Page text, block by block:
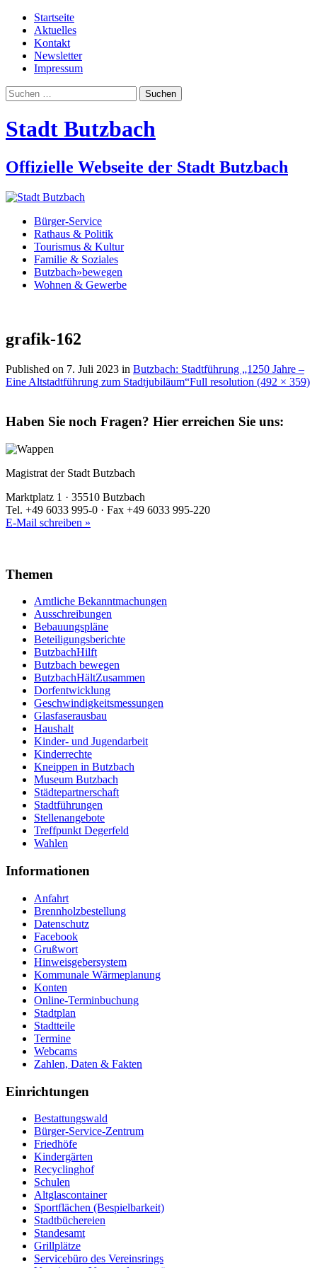
Startseite
Aktuelles
Kontakt
Newsletter
Impressum
Suchen
nach:
Stadt Butzbach
Offizielle Webseite der Stadt Butzbach
Bürger-Service
Rathaus & Politik
Tourismus & Kultur
Familie & Soziales
Butzbach»bewegen
Wohnen & Gewerbe
grafik-162
Published on 7. Juli 2023 in Butzbach: Stadtführung „1250 Jahre –
Eine Altstadtführung zum Stadtjubiläum“Full resolution (492 × 359)
Haben Sie noch Fragen? Hier erreichen Sie uns:
Magistrat der Stadt Butzbach
Marktplatz 1 · 35510 Butzbach
Tel. +49 6033 995-0 · Fax +49 6033 995-220
E-Mail schreiben »
Themen
Amtliche Bekanntmachungen
Ausschreibungen
Bebauungspläne
Beteiligungsberichte
ButzbachHilft
Butzbach bewegen
ButzbachHältZusammen
Dorfentwicklung
Geschwindigkeitsmessungen
Glasfaserausbau
Haushalt
Kinder- und Jugendarbeit
Kinderrechte
Kneippen in Butzbach
Museum Butzbach
Städtepartnerschaft
Stadtführungen
Stellenangebote
Treffpunkt Degerfeld
Wahlen
Informationen
Anfahrt
Brennholzbestellung
Datenschutz
Facebook
Grußwort
Hinweisgebersystem
Kommunale Wärmeplanung
Konten
Online-Terminbuchung
Stadtplan
Stadtteile
Termine
Webcams
Zahlen, Daten & Fakten
Einrichtungen
Bestattungswald
Bürger-Service-Zentrum
Friedhöfe
Kindergärten
Recyclinghof
Schulen
Altglascontainer
Sportflächen (Bespielbarkeit)
Stadtbüchereien
Standesamt
Grillplätze
Servicebüro des Vereinsrings